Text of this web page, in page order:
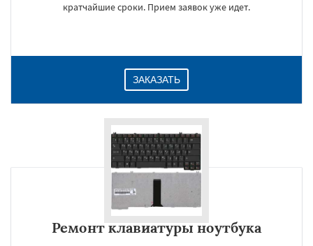
кратчайшие сроки. Прием заявок уже идет.
ЗАКАЗАТЬ
Ремонт клавиатуры ноутбука